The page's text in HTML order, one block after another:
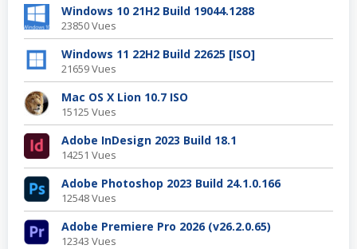
Windows 10 21H2 Build 19044.1288
23850 Vues
Windows 11 22H2 Build 22625 [ISO]
21659 Vues
Mac OS X Lion 10.7 ISO
15125 Vues
Adobe InDesign 2023 Build 18.1
14251 Vues
Adobe Photoshop 2023 Build 24.1.0.166
12548 Vues
Adobe Premiere Pro 2026 (v26.2.0.65)
12343 Vues